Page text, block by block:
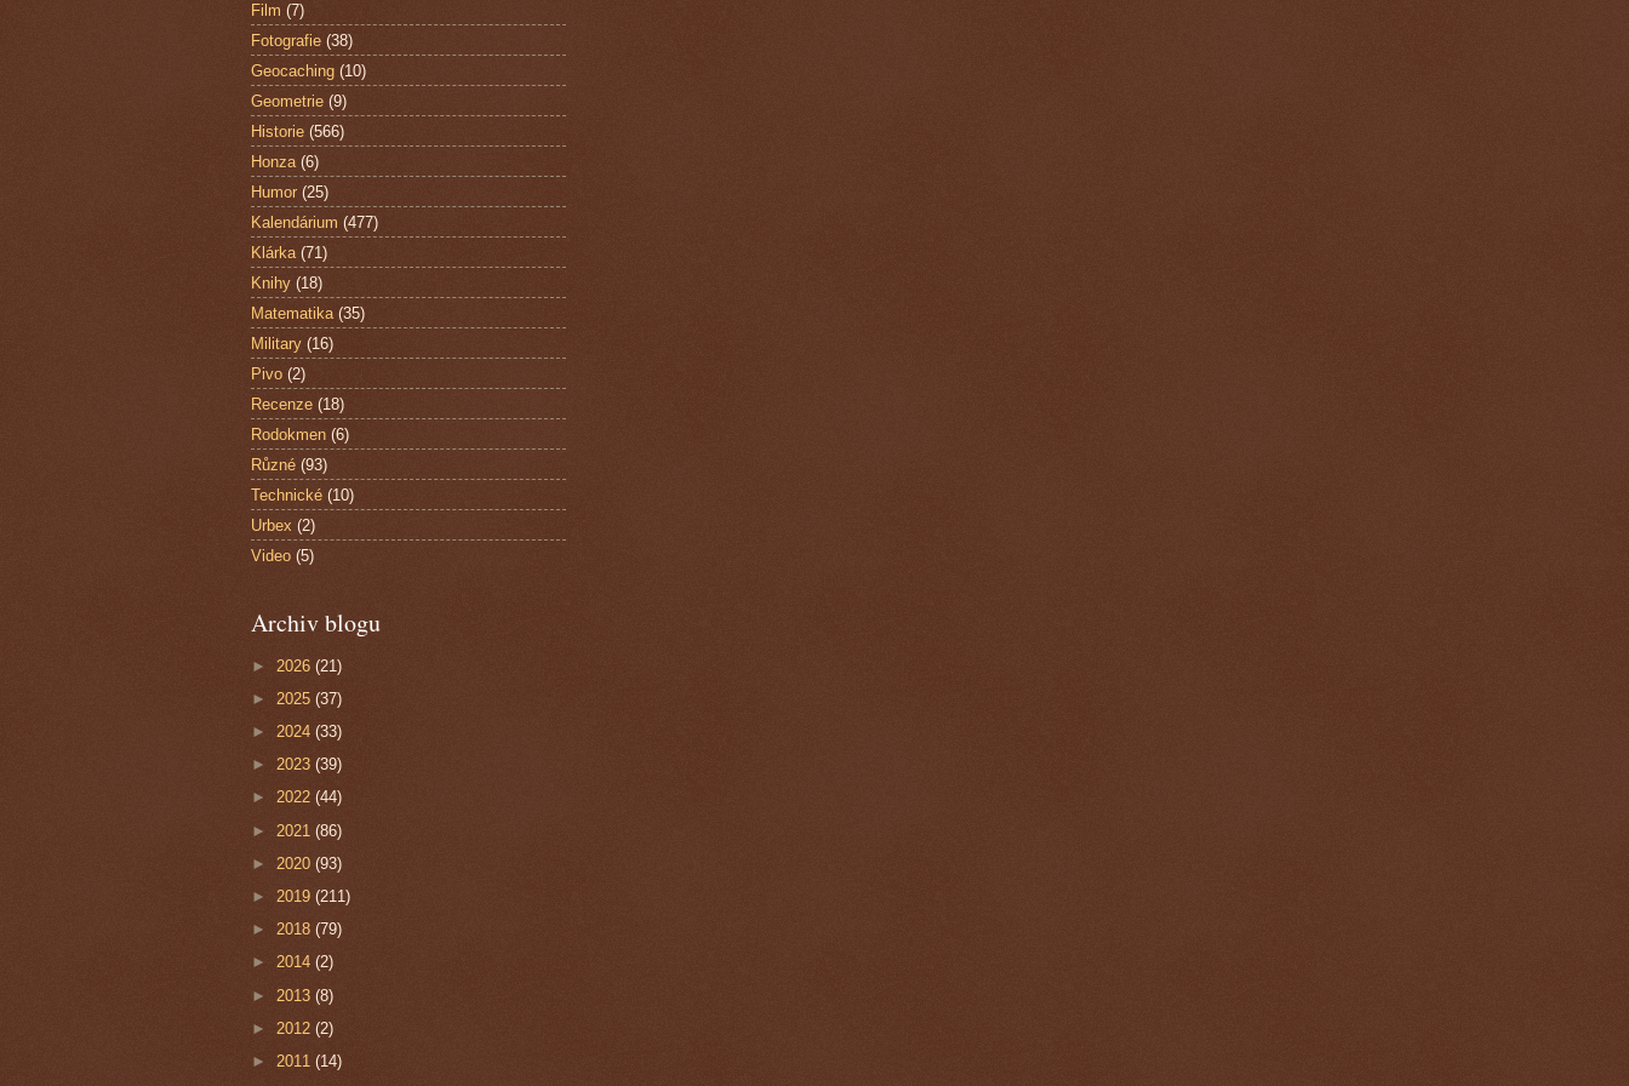
Film (7)
Fotografie (38)
Geocaching (10)
Geometrie (9)
Historie (566)
Honza (6)
Humor (25)
Kalendárium (477)
Klárka (71)
Knihy (18)
Matematika (35)
Military (16)
Pivo (2)
Recenze (18)
Rodokmen (6)
Různé (93)
Technické (10)
Urbex (2)
Video (5)
Archiv blogu
► 2026 (21)
► 2025 (37)
► 2024 (33)
► 2023 (39)
► 2022 (44)
► 2021 (86)
► 2020 (93)
► 2019 (211)
► 2018 (79)
► 2014 (2)
► 2013 (8)
► 2012 (2)
► 2011 (14)